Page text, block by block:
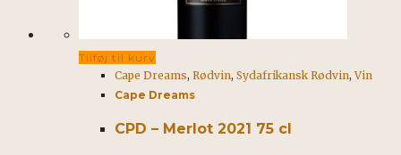
Tilføj til kurv
Cape Dreams, Rødvin, Sydafrikansk Rødvin,Vin
Cape Dreams
CPD – Merlot 2021 75 cl